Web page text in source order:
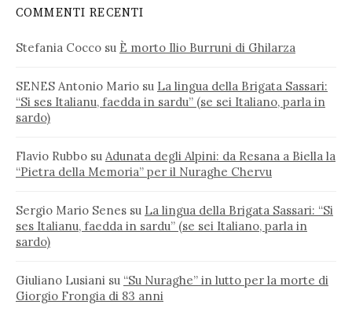
COMMENTI RECENTI
Stefania Cocco su È morto Ilio Burruni di Ghilarza
SENES Antonio Mario su La lingua della Brigata Sassari:
“Si ses Italianu, faedda in sardu” (se sei Italiano, parla in
sardo)
Flavio Rubbo su Adunata degli Alpini: da Resana a Biella la
“Pietra della Memoria” per il Nuraghe Chervu
Sergio Mario Senes su La lingua della Brigata Sassari: “Si
ses Italianu, faedda in sardu” (se sei Italiano, parla in
sardo)
Giuliano Lusiani su “Su Nuraghe” in lutto per la morte di
Giorgio Frongia di 83 anni